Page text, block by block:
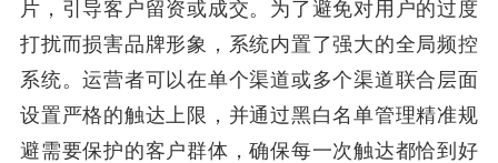
片，引导客户留资或成交。为了避免对用户的过度
打扰而损害品牌形象，系统内置了强大的全局频控
系统。运营者可以在单个渠道或多个渠道联合层面
设置严格的触达上限，并通过黑白名单管理精准规
避需要保护的客户群体，确保每一次触达都恰到好